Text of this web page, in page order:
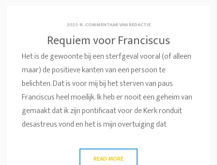
2025-R.COMMENTAAR VAN REDACTIE
Requiem voor Franciscus
Het is de gewoonte bij een sterfgeval vooral (of alleen
maar) de positieve kanten van een persoon te
belichten. Dat is voor mij bij het sterven van paus
Franciscus heel moeilijk. Ik heb er nooit een geheim van
gemaakt dat ik zijn pontificaat voor de Kerk ronduit
desastreus vond en het is mijn overtuiging dat
READ MORE